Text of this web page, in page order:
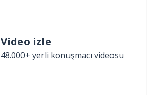
Video izle
48.000+ yerli konuşmacı videosu